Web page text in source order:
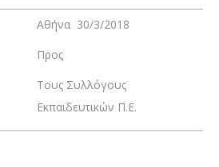
Αθήνα 30/3/2018
Προς
Τους Συλλόγους
Εκπαιδευτικών Π.Ε.